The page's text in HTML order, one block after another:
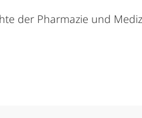
der Pharmazie und